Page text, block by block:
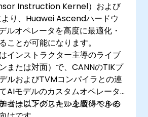
Instruction Kernel）および
り、Huawei Ascendハードウ
ルオペレータを高度に最適化・
ことが可能になります。
インストラクター主導のライブ
または対面）で、CANNのTIKプ
ルおよびTVMコンパイラとの連
AIモデルのカスタムオペレータ
ューニングしたい上級レベルの
者は以下のスキルを習得できる